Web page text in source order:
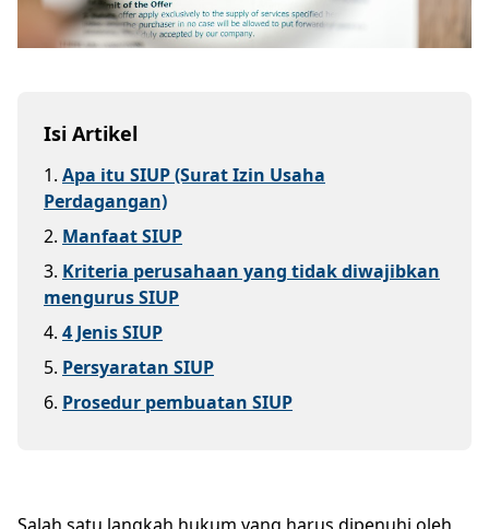
Isi Artikel
1. Apa itu SIUP (Surat Izin Usaha
Perdagangan)
2. Manfaat SIUP
3. Kriteria perusahaan yang tidak diwajibkan
mengurus SIUP
4. 4 Jenis SIUP
5. Persyaratan SIUP
6. Prosedur pembuatan SIUP